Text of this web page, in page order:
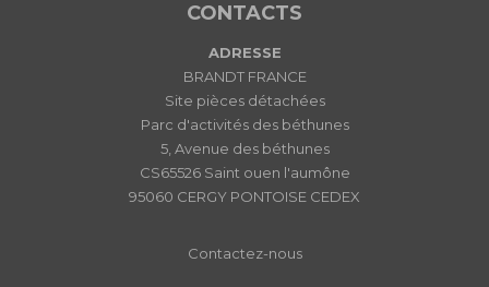
CONTACTS
ADRESSE
BRANDT FRANCE
Site pièces détachées
Parc d'activités des béthunes
5, Avenue des béthunes
CS65526 Saint ouen l'aumône
95060 CERGY PONTOISE CEDEX
Contactez-nous